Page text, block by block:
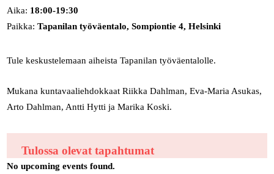
Aika: 18:00-19:30
Paikka: Tapanilan työväentalo, Sompiontie 4, Helsinki
Tule keskustelemaan aiheista Tapanilan työväentalolle.
Mukana kuntavaaliehdokkaat Riikka Dahlman, Eva-Maria Asukas,
Arto Dahlman, Antti Hytti ja Marika Koski.
Tulossa olevat tapahtumat
No upcoming events found.